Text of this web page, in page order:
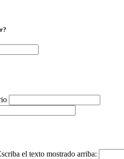
el texto mostrado arriba: